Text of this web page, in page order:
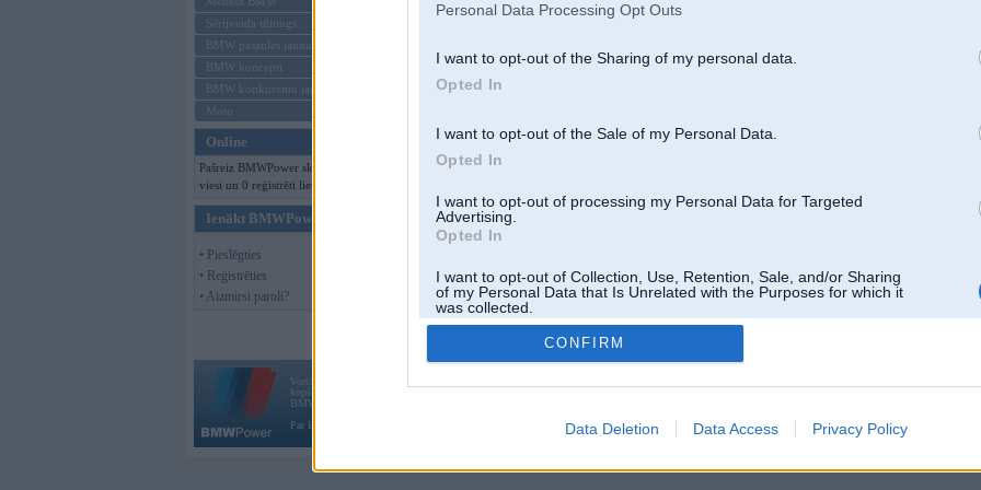
Personal Data Processing Opt Outs
I want to opt-out of the Sharing of my personal data.
Opted In
I want to opt-out of the Sale of my Personal Data.
Opted In
I want to opt-out of processing my Personal Data for Targeted
Advertising.
Opted In
I want to opt-out of Collection, Use, Retention, Sale, and/or Sharing
of my Personal Data that Is Unrelated with the Purposes for which it
was collected.
Opted Out
CONFIRM
Data Deletion Data Access Privacy Policy
Sērijveida tūnings
BMW pasaules jaunumi
BMW koncepti
BMW konkurentu jaunumi
Moto
Online
Pašreiz BMWPower skatās 293
viesi un 0 reģistrēti lietotāji.
Ienākt BMWPower
• Pieslēgties
• Reģistrēties
• Aizmirsi paroli?
Vortāls BMWPower.lv darbojas
kopš 2002. gada 14. maija. Tas nav auto klubs un nav saistīts ar
BMW AG.
Par BMWPower